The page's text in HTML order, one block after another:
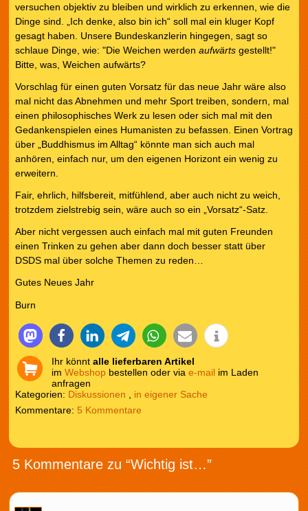
versuchen objektiv zu bleiben und wirklich zu erkennen, wie die
Dinge sind. „Ich denke, also bin ich“ soll mal ein kluger Kopf
gesagt haben. Unsere Bundeskanzlerin hingegen, sagt so
schlaue Dinge, wie: "Die Weichen werden aufwärtsgestellt!"
Bitte, was, Weichen aufwärts?
Vorschlag für einen guten Vorsatz für das neue Jahr wäre also
mal nicht das Abnehmen und mehr Sport treiben, sondern, mal
einen philosophisches Werk zu lesen oder sich mal mit den
Gedankenspielen eines Humanisten zu befassen. Einen Vortrag
über „Buddhismus im Alltag“ könnte man sich auch mal
anhören, einfach nur, um den eigenen Horizont ein wenig zu
erweitern.
Fair, ehrlich, hilfsbereit, mitfühlend, aber auch nicht zu weich,
trotzdem zielstrebig sein, wäre auch so ein „Vorsatz“-Satz.
Aber nicht vergessen auch einfach mal mit guten Freunden
einen Trinken zu gehen aber dann doch besser statt über
DSDS mal über solche Themen zu reden…
Gutes Neues Jahr
Burn
Ihr könnt alle lieferbaren Artikel
im Webshop bestellen oder via e-mail im Laden
anfragen
Kategorien: Diskussionen
in eigener Sache
5 Kommentare
5 Kommentare zu “Wichtig ist…”